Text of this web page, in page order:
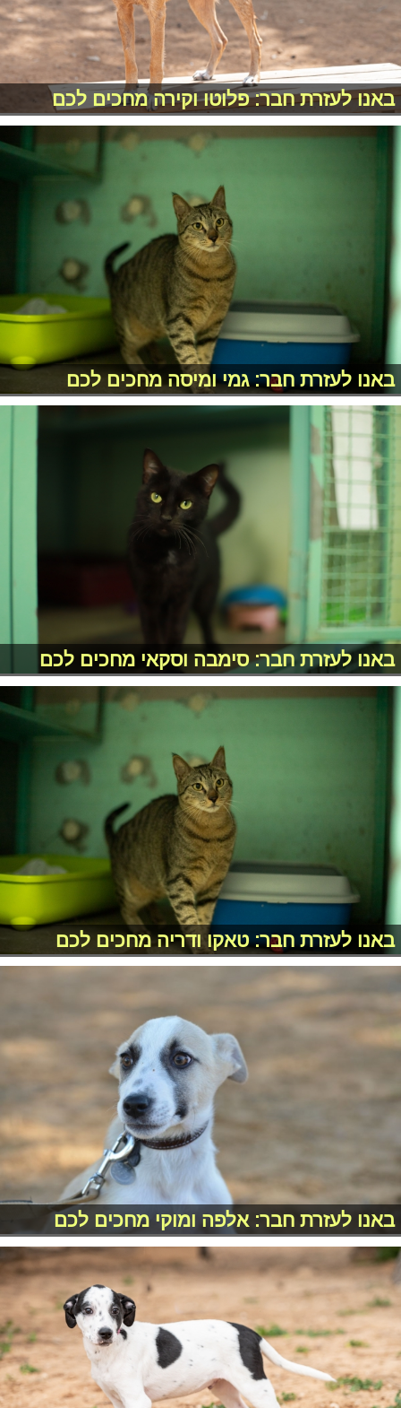
באנו לעזרת חבר: פלוטו וקירה מחכים לכם
באנו לעזרת חבר: גמי ומיסה מחכים לכם
באנו לעזרת חבר: סימבה וסקאי מחכים לכם
באנו לעזרת חבר: טאקו ודריה מחכים לכם
באנו לעזרת חבר: אלפה ומוקי מחכים לכם